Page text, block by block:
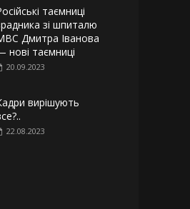
таємниці
зі шпиталю
Дмитра Іванова
нові таємниці
20.09.2023
вирішують
22.08.2023